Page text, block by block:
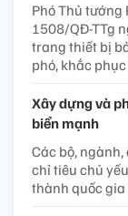
Phó Thủ tướng
1508/QĐ-TTg
trang thiết bị
phó, khắc
Xây dựng và
biển mạnh
Các bộ,
chỉ tiêu chủ
thành quốc